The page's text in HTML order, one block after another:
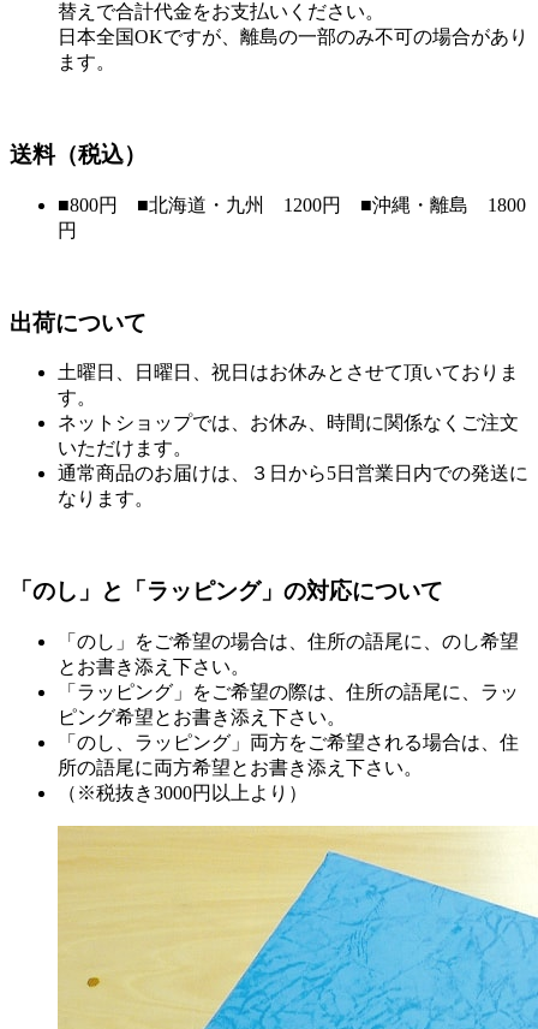
替えで合計代金をお支払いください。
日本全国OKですが、離島の一部のみ不可の場合があり
ます。
送料（税込）
■800円 ■北海道・九州 1200円 ■沖縄・離島 1800
円
出荷について
土曜日、日曜日、祝日はお休みとさせて頂いておりま
す。
ネットショップでは、お休み、時間に関係なくご注文
いただけます。
通常商品のお届けは、３日から5日営業日内での発送に
なります。
「のし」と「ラッピング」の対応について
「のし」をご希望の場合は、住所の語尾に、のし希望
とお書き添え下さい。
「ラッピング」をご希望の際は、住所の語尾に、ラッ
ピング希望とお書き添え下さい。
「のし、ラッピング」両方をご希望される場合は、住
所の語尾に両方希望とお書き添え下さい。
（※税抜き3000円以上より）